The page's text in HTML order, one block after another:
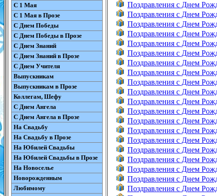
С 1 Мая
С 1 Мая в Прозе
С Днем Победы
С Днем Победы в Прозе
С Днем Знаний
С Днем Знаний в Прозе
С Днем Учителя
Выпускникам
Выпускникам в Прозе
Коллегам, Шефу
С Днем Ангела
С Днем Ангела в Прозе
На Свадьбу
На Свадьбу в Прозе
На Юбилей Свадьбы
На Юбилей Свадьбы в Прозе
На Новоселье
Новорожденным
Любимому
Поздравления с Днем
Поздравления с Днем
Поздравления с Днем
Поздравления с Днем
Поздравления с Днем
Поздравления с Днем
Поздравления с Днем
Поздравления с Днем
Поздравления с Днем
Поздравления с Днем
Поздравления с Днем
Поздравления с Днем
Поздравления с Днем
Поздравления с Днем
Поздравления с Днем
Поздравления с Днем
Поздравления с Днем
Поздравления с Днем
Поздравления с Днем
Поздравления с Днем